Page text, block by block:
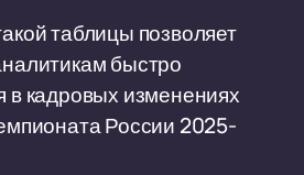
таблицы позволяет
быстро
в кадровых изменениях
России 2025-